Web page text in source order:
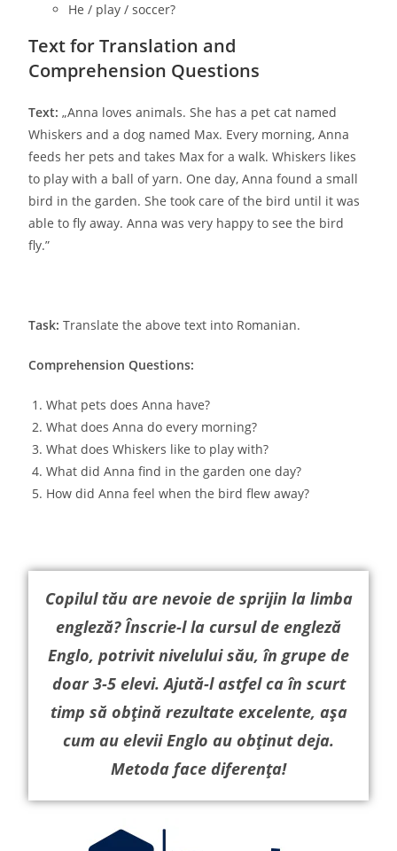
He / play / soccer?
Text for Translation and
Comprehension Questions
Text: „Anna loves animals. She has a pet cat named
Whiskers and a dog named Max. Every morning, Anna
feeds her pets and takes Max for a walk. Whiskers likes
to play with a ball of yarn. One day, Anna found a small
bird in the garden. She took care of the bird until it was
able to fly away. Anna was very happy to see the bird
fly.”
Task: Translate the above text into Romanian.
Comprehension Questions:
What pets does Anna have?
What does Anna do every morning?
What does Whiskers like to play with?
What did Anna find in the garden one day?
How did Anna feel when the bird flew away?
Copilul tău are nevoie de sprijin la limba
engleză? Înscrie-l la cursul de engleză
Englo, potrivit nivelului său, în grupe de
doar 3-5 elevi. Ajută-l astfel ca în scurt
timp să obțină rezultate excelente, așa
cum au elevii Englo au obținut deja.
Metoda face diferența!